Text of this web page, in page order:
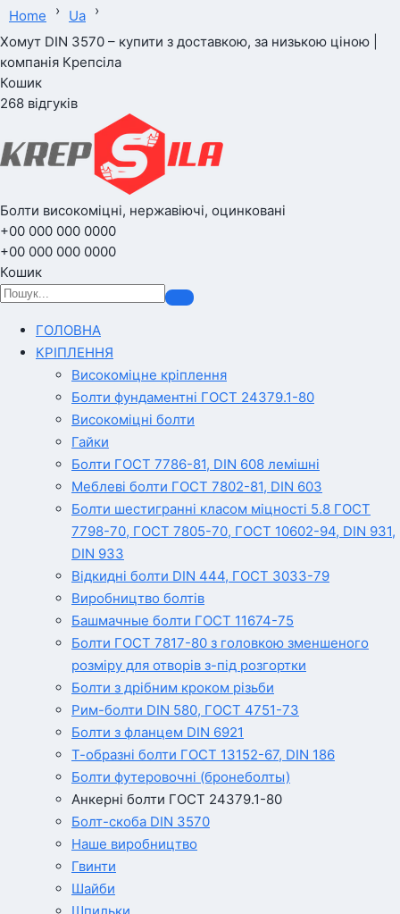
Home › Ua ›
Хомут DIN 3570 – купити з доставкою, за низькою ціною |
компанія Крепсіла
Кошик
268 відгуків
Болти високоміцні, нержавіючі, оцинковані
+00 000 000 0000
+00 000 000 0000
Кошик
ГОЛОВНА
КРІПЛЕННЯ
Високоміцне кріплення
Болти фундаментні ГОСТ 24379.1-80
Високоміцні болти
Гайки
Болти ГОСТ 7786-81, DIN 608 лемішні
Меблеві болти ГОСТ 7802-81, DIN 603
Болти шестигранні класом міцності 5.8 ГОСТ
7798-70, ГОСТ 7805-70, ГОСТ 10602-94, DIN 931,
DIN 933
Відкидні болти DIN 444, ГОСТ 3033-79
Виробництво болтів
Башмачные болти ГОСТ 11674-75
Болти ГОСТ 7817-80 з головкою зменшеного
розміру для отворів з-під розгортки
Болти з дрібним кроком різьби
Рим-болти DIN 580, ГОСТ 4751-73
Болти з фланцем DIN 6921
Т-образні болти ГОСТ 13152-67, DIN 186
Болти футеровочні (бронеболты)
Анкерні болти ГОСТ 24379.1-80
Болт-скоба DIN 3570
Наше виробництво
Гвинти
Шайби